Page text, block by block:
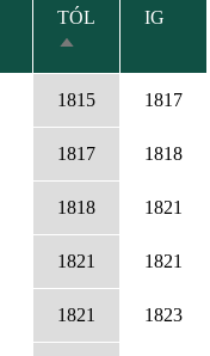
TÓL
CSÖKKENŐ
RENDEZÉS
IG
1815 1817
1817 1818
1818 1821
1821 1821
1821 1823